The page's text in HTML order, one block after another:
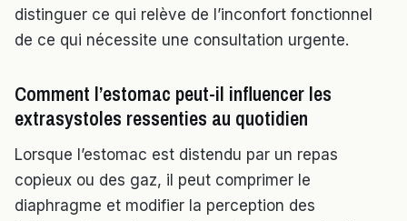
distinguer ce qui relève de l’inconfort fonctionnel
de ce qui nécessite une consultation urgente.
Comment l’estomac peut-il influencer les
extrasystoles ressenties au quotidien
Lorsque l’estomac est distendu par un repas
copieux ou des gaz, il peut comprimer le
diaphragme et modifier la perception des